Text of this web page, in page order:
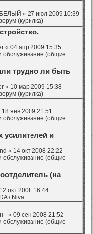
« 27 июл 2009 10:39
(курилка)
« 04 апр 2009 15:35
обслуживание (общие
трудно ли быть
« 10 мар 2009 15:38
(курилка)
18 янв 2009 21:51
обслуживание (общие
усилителей и
« 14 окт 2008 22:22
обслуживание (общие
(на
12 окт 2008 16:44
/ Niva
« 09 сен 2008 21:52
обслуживание (общие